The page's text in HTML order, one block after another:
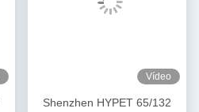
Vídeo
Shenzhen HYPET 65/132